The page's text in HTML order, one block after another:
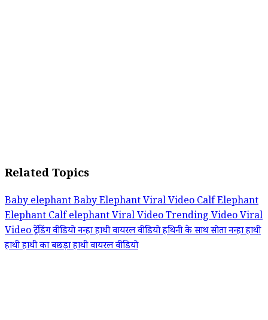
Related Topics
Baby elephantBaby Elephant Viral VideoCalfElephant
Elephant Calfelephant Viral VideoTrending VideoViral
Videoट्रेंडिंग वीडियोनन्हा हाथीवायरल वीडियोहथिनी के साथ सोता नन्हा हाथी
हाथीहाथी का बछड़ाहाथी वायरल वीडियो